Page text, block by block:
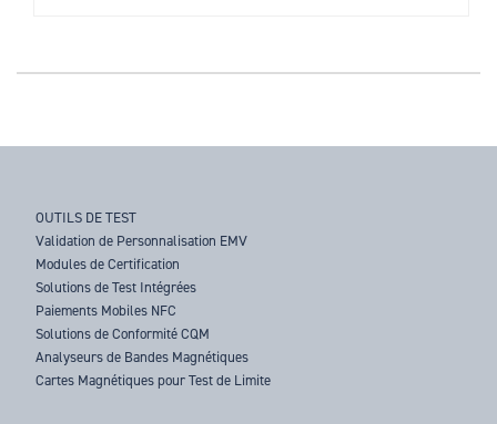
OUTILS DE TEST
Validation de Personnalisation EMV
Modules de Certification
Solutions de Test Intégrées
Paiements Mobiles NFC
Solutions de Conformité CQM
Analyseurs de Bandes Magnétiques
Cartes Magnétiques pour Test de Limite